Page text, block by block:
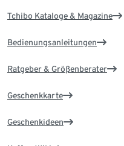
Tchibo Kataloge & Magazine
Bedienungsanleitungen
Ratgeber & Größenberater
Geschenkkarte
Geschenkideen